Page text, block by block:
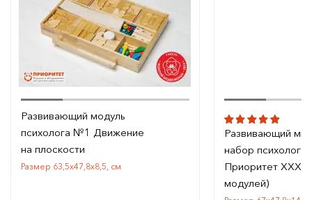
Развивающий модуль
психолога №1 Движение
на плоскости
Размер 63,5х47,8х8,5, см
Развивающий
набор психолога
Приоритет XXXL
модулей)